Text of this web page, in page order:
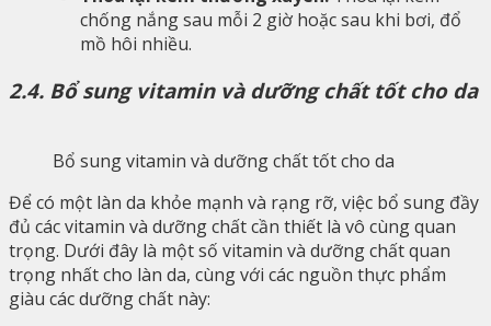
chống nắng sau mỗi 2 giờ hoặc sau khi bơi, đổ
mồ hôi nhiều.
2.4. Bổ sung vitamin và dưỡng chất tốt cho da
Bổ sung vitamin và dưỡng chất tốt cho da
Để có một làn da khỏe mạnh và rạng rỡ, việc bổ sung đầy
đủ các vitamin và dưỡng chất cần thiết là vô cùng quan
trọng. Dưới đây là một số vitamin và dưỡng chất quan
trọng nhất cho làn da, cùng với các nguồn thực phẩm
giàu các dưỡng chất này: